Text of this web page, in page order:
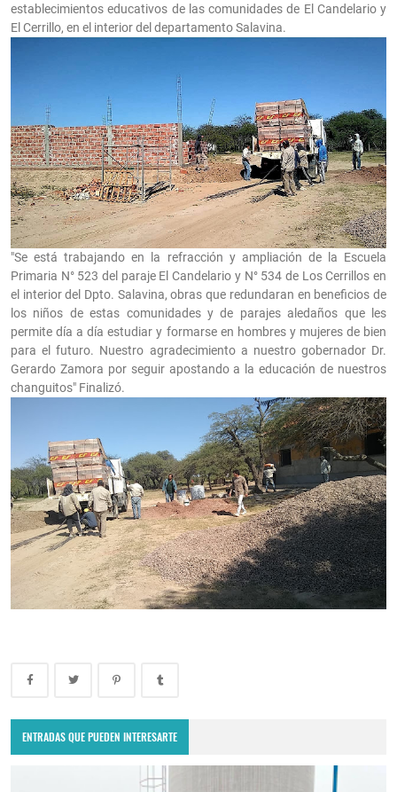
establecimientos educativos de las comunidades de El Candelario y
El Cerrillo, en el interior del departamento Salavina.
"Se está trabajando en la refracción y ampliación de la Escuela
Primaria N° 523 del paraje El Candelario y N° 534 de Los Cerrillos en
el interior del Dpto. Salavina, obras que redundaran en beneficios de
los niños de estas comunidades y de parajes aledaños que les
permite día a día estudiar y formarse en hombres y mujeres de bien
para el futuro. Nuestro agradecimiento a nuestro gobernador Dr.
Gerardo Zamora por seguir apostando a la educación de nuestros
changuitos" Finalizó.
ENTRADAS QUE PUEDEN INTERESARTE